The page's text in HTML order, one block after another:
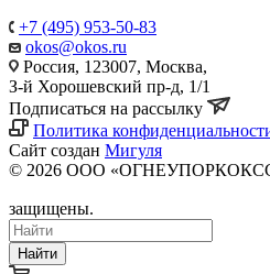
+7 (495) 953-50-83
okos@okos.ru
Россия, 123007, Москва,
З-й Хорошевский пр-д, 1/1
Подписаться на рассылку
Политика
Сайт создан Мигуля
© 2026 ООО
защищены.
Найти